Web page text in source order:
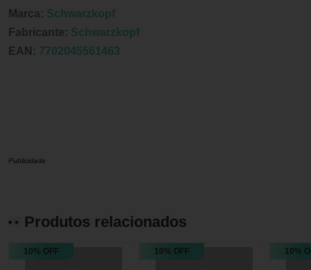
Marca: Schwarzkopf
Fabricante: Schwarzkopf
EAN: 7702045561463
Publicidade
Produtos relacionados
10% OFF 10% OFF 10%